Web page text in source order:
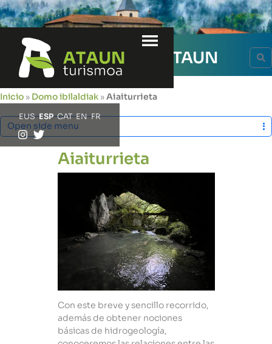
Menu
EUS ESP CAT EN FR
RUTAS EL DOMO DE ATAUN
Inicio » Domo ibilaldiak »Aiaiturrieta
Aiaiturrieta
Con este breve y sencillo recorrido,
además de obtener nociones
básicas de hidrogeología,
Open side menu